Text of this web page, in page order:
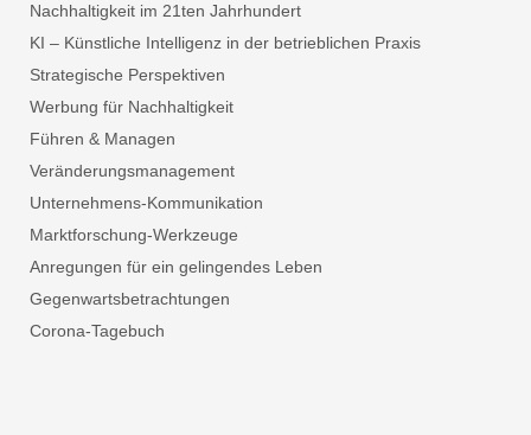
Nachhaltigkeit im 21ten Jahrhundert
KI – Künstliche Intelligenz in der betrieblichen Praxis
Strategische Perspektiven
Werbung für Nachhaltigkeit
Führen & Managen
Veränderungsmanagement
Unternehmens-Kommunikation
Marktforschung-Werkzeuge
Anregungen für ein gelingendes Leben
Gegenwartsbetrachtungen
Corona-Tagebuch